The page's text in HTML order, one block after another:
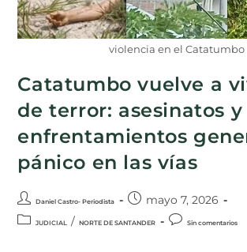
violencia en el Catatumbo
Catatumbo vuelve a
de terror: asesinatos y
enfrentamientos
pánico en las vías
Daniel Castro- Periodista mayo 7, 2026
JUDICIAL / NORTE DE SANTANDER Sin comentarios